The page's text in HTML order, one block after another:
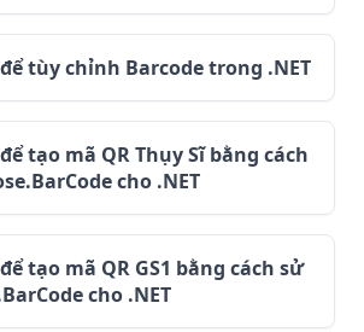
tùy chỉnh Barcode trong .NET
tạo mã QR Thụy Sĩ bằng cách
cho .NET
tạo mã QR GS1 bằng cách sử
cho .NET